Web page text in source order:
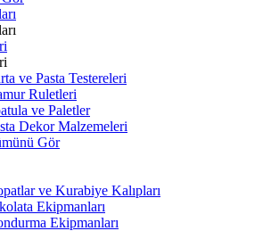
ve Pasta Testereleri
Ruletleri
ve Paletler
Dekor Malzemeleri
Gör
ve Kurabiye Kalıpları
Ekipmanları
Ekipmanları